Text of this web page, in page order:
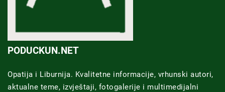
PODUCKUN.NET
Opatija i Liburnija. Kvalitetne informacije, vrhunski autori,
aktualne teme, izvještaji, fotogalerije i multimedijalni